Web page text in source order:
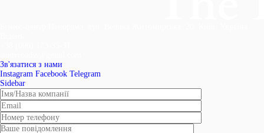
Зв'язатися з нами
Instagram Facebook Telegram
Sidebar